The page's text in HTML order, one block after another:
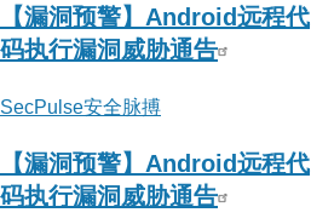
笔
【漏洞预警】Android远程代
码执行漏洞威胁通告
SecPulse安全脉搏
【漏洞预警】Android远程代
码执行漏洞威胁通告